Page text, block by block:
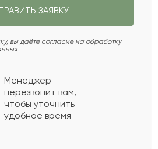
ВОПРОС
ЗАЯВКУ
вы даёте согласие на обработку
Менеджер
перезвонит вам,
чтобы уточнить
удобное время